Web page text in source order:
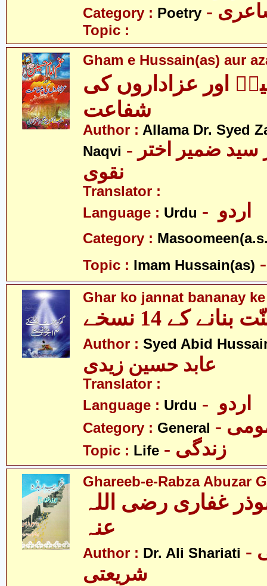
Category : Poetry
Topic :
Gham e Hussain(as) aur
اور عزاداروں کی
شفاعت
Author : Allama Dr. Syed
Naqvi - علامہ ڈاکٹر سید ضمیر اختر
نقوی
Translator :
Language : Urdu
Category :
Topic : Imam Hussain(as)
Ghar ko jannat bananay
کے 14 نسخے
Author : Syed Abid
عابد حسین زیدی
Translator :
Language : Urdu
Category : General
Topic : Life
Ghareeb-e-Rabza Abuzar
غفاری رضی اللہ
عنہ
Author : Dr. Ali Shariati - ڈاکٹر علی
شریعتی